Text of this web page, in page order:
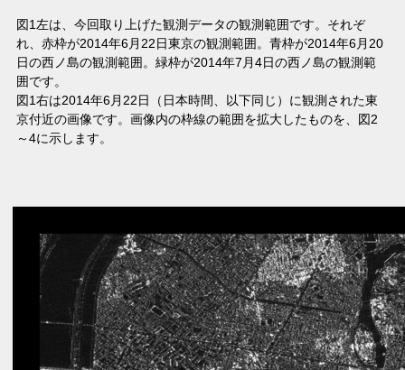
図1左は、今回取り上げた観測データの観測範囲です。それぞ
れ、赤枠が2014年6月22日東京の観測範囲。青枠が2014年6月20
日の西ノ島の観測範囲。緑枠が2014年7月4日の西ノ島の観測範
囲です。
図1右は2014年6月22日（日本時間、以下同じ）に観測された東
京付近の画像です。画像内の枠線の範囲を拡大したものを、図2
～4に示します。